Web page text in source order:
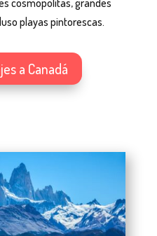
cosmopolitas, grandes
playas pintorescas.
a Canadá